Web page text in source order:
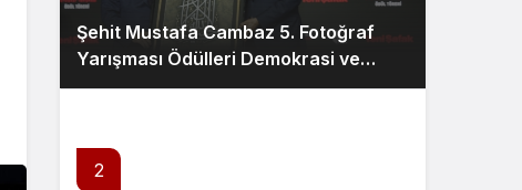
Şehit Mustafa Cambaz 5. Fotoğraf
Yarışması Ödülleri Demokrasi ve
Özgürlükler Adası’nda Sahiplerini
2